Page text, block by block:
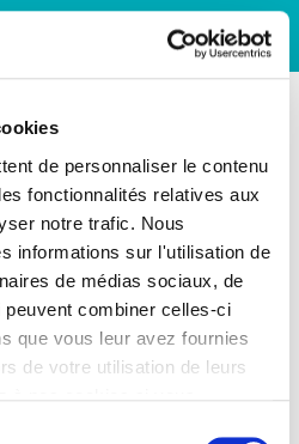
de personnaliser le contenu
fonctionnalités relatives aux
notre trafic. Nous
informations sur l'utilisation de
de médias sociaux, de
combiner celles-ci
que vous leur avez fournies
de votre utilisation de leurs